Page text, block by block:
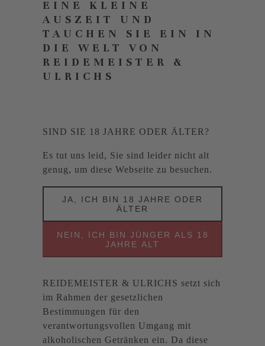
EINE KLEINE
AUSZEIT UND
TAUCHEN SIE EIN IN
DIE WELT VON
REIDEMEISTER &
ULRICHS
SIND SIE 18 JAHRE ODER ÄLTER?
Es tut uns leid, Sie sind leider nicht alt
genug, um diese Webseite zu besuchen.
JA, ICH BIN 18 JAHRE ODER
ÄLTER
NEIN, ICH BIN JÜNGER ALS 18
JAHRE ALT
REIDEMEISTER & ULRICHS setzt sich
im Rahmen der gesetzlichen
Bestimmungen für den
verantwortungsvollen Umgang mit
alkoholischen Getränken ein. Da diese